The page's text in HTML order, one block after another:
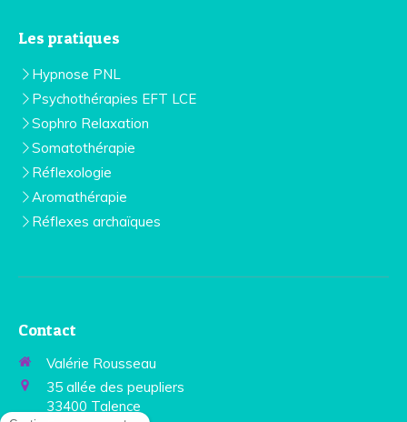
Les pratiques
Hypnose PNL
Psychothérapies EFT LCE
Sophro Relaxation
Somatothérapie
Réflexologie
Aromathérapie
Réflexes archaïques
Contact
Valérie Rousseau
35 allée des peupliers
33400 Talence